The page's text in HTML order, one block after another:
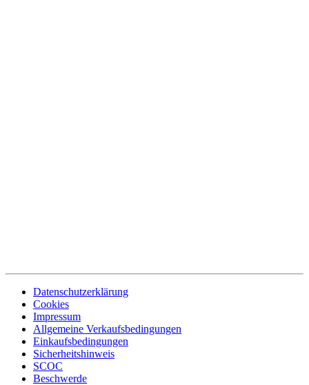
Datenschutzerklärung
Cookies
Impressum
Allgemeine Verkaufsbedingungen
Einkaufsbedingungen
Sicherheitshinweis
SCOC
Beschwerde